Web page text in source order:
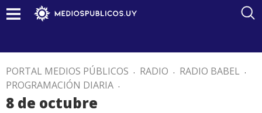
PORTAL MEDIOS PÚBLICOS . RADIO . RADIO BABEL .
PROGRAMACIÓN DIARIA .
8 de octubre